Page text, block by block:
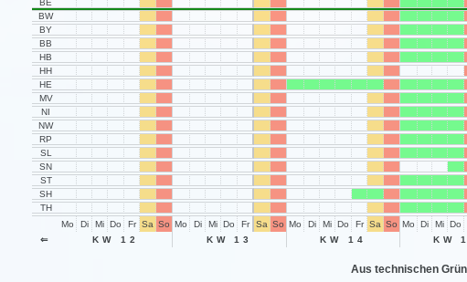
Mo Di Mi Do Fr Sa So Mo Di Mi Do Fr Sa So Mo Di Mi Do Fr Sa So Mo Di Mi Do
KW 12
KW 13 KW 14 KW
BW
BY
BB
HB
HH
HE
MV
NI
NW
RP
SL
SN
ST
SH
TH
⇐
Aus technischen